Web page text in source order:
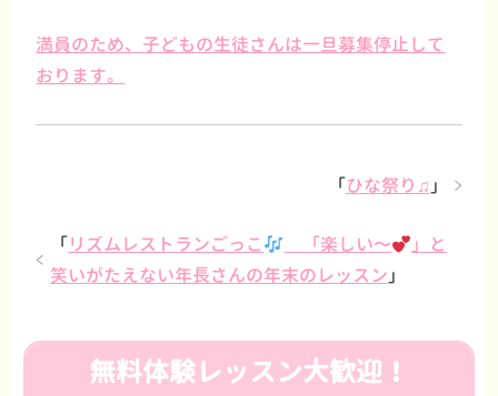
満員のため、子どもの生徒さんは一旦募集停止して
おります。
「ひな祭り♫」
「リズムレストランごっこ 「楽しい〜
」と
笑いがたえない年長さんの年末のレッスン」
無料体験レッスン大歓迎！